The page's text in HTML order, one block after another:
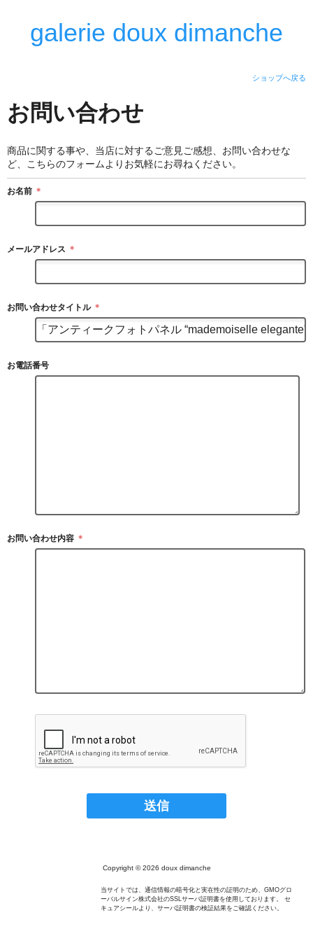
galerie doux dimanche
ショップへ戻る
お問い合わせ
商品に関する事や、当店に対するご意見ご感想、お問い合わせな
ど、こちらのフォームよりお気軽にお尋ねください。
お名前 ＊
メールアドレス ＊
お問い合わせタイトル ＊
お電話番号
お問い合わせ内容 ＊
Copyright © 2026 doux dimanche
当サイトでは、通信情報の暗号化と実在性の証明のため、GMOグロ
ーバルサイン株式会社のSSLサーバ証明書を使用しております。 セ
キュアシールより、サーバ証明書の検証結果をご確認ください。